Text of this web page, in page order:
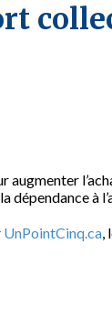
dépendance à
UnPointCinq.ca,